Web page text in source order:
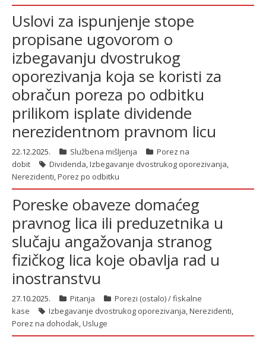
Uslovi za ispunjenje stope
propisane ugovorom o
izbegavanju dvostrukog
oporezivanja koja se koristi za
obračun poreza po odbitku
prilikom isplate dividende
nerezidentnom pravnom licu
22.12.2025. Službena mišljenja
Porez na
dobit
Dividenda,Izbegavanje dvostrukog oporezivanja,
Nerezidenti,Porez po odbitku
Poreske obaveze domaćeg
pravnog lica ili preduzetnika u
slučaju angažovanja stranog
fizičkog lica koje obavlja rad u
inostranstvu
27.10.2025. Pitanja
Porezi (ostalo) / fiskalne
kase
Izbegavanje dvostrukog oporezivanja,Nerezidenti,
Porez na dohodak,Usluge